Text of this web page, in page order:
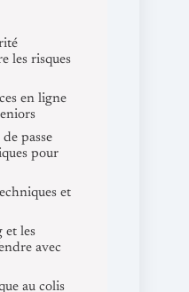
les risques
en ligne
passe
pour
et
et les
avec
au colis